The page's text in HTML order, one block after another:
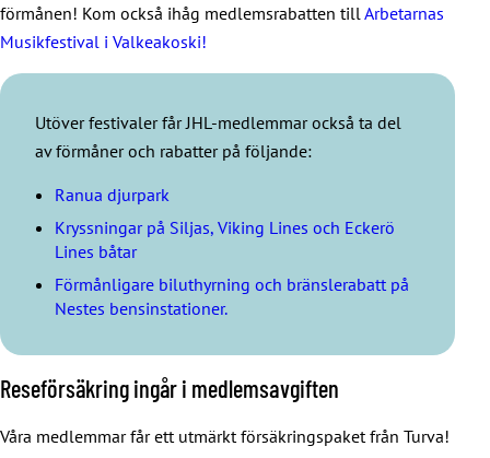
förmånen! Kom också ihåg medlemsrabatten till Arbetarnas
Musikfestival i Valkeakoski!
Utöver festivaler får JHL-medlemmar också ta del
av förmåner och rabatter på följande:
Ranua djurpark
Kryssningar på Siljas, Viking Lines och Eckerö
Lines båtar
Förmånligare biluthyrning och bränslerabatt på
Nestes bensinstationer.
Reseförsäkring ingår i medlemsavgiften
Våra medlemmar får ett utmärkt försäkringspaket från Turva!